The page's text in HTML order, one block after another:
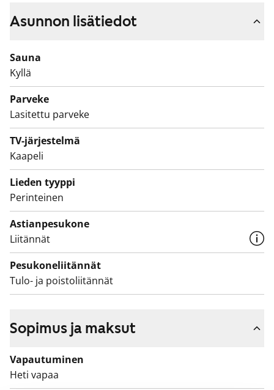
arjenkokkailuun ja astianpesukoneelle on paikka.
pyykinpesukoneellesi.
Talon ympäristö on rauhallinen ja luonnonläheinen.
Tiedustele myös vuokrattavaa parkkipaikkaa
tarvittaessa. Voisiko tämä olla uusi elämäsi vuokrakoti?
Asuntojen parvekkeet ovat toistaiseksi käyttökiellossa
ja parvekkeille on suunnitteilla korjauksia. Käyttökiellon
ajalta maksetaan vuokrahyvitystä.
Asunnon lisätiedot
Sauna
Kyllä
Parveke
Lasitettu parveke
TV-järjestelmä
Kaapeli
Lieden tyyppi
Perinteinen
Astianpesukone
Liitännät
Pesukoneliitännät
Tulo- ja poistoliitännät
Sopimus ja maksut
Vapautuminen
Heti vapaa